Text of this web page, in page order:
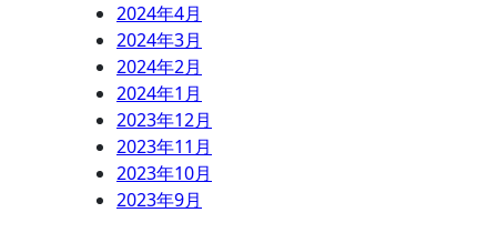
2024年4月
2024年3月
2024年2月
2024年1月
2023年12月
2023年11月
2023年10月
2023年9月